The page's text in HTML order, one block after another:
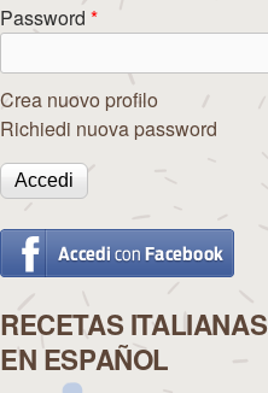
Password *
Crea nuovo profilo
Richiedi nuova password
RECETAS ITALIANAS
EN ESPAÑOL